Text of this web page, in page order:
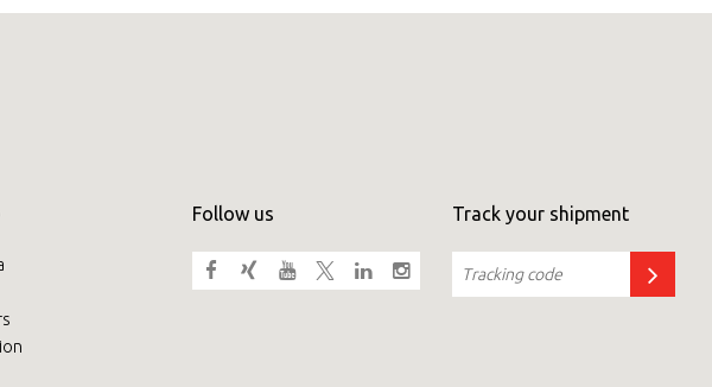
Follow us Track your shipment
Central Asia